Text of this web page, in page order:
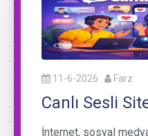
11-6-2026 Farz
Canlı Sesli
İnternet, sosyal